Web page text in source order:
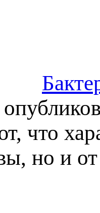
что
но и